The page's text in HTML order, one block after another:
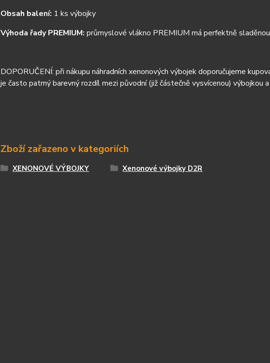
Obsah balení: 1 ks výbojky
Výhoda řady PREMIUM: průmyslové vlákno PREMIUM má perfektně
DOPORUČENÍ: při nákupu náhradních xenonových výbojek doporučujeme
je často patrný barevný rozdíl mezi původní (již částečně vysvícenou) výbojkou
Zboží zařazeno v kategoriích
XENONOVÉ VÝBOJKY Xenonové výbojky D2R